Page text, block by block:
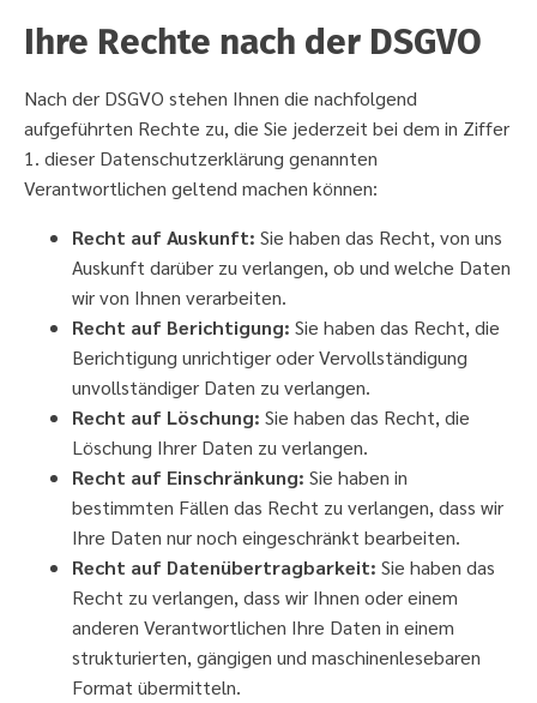
Ihre Rechte nach der DSGVO
Nach der DSGVO stehen Ihnen die nachfolgend
aufgeführten Rechte zu, die Sie jederzeit bei dem in Ziffer
1. dieser Datenschutzerklärung genannten
Verantwortlichen geltend machen können:
Recht auf Auskunft: Sie haben das Recht, von uns
Auskunft darüber zu verlangen, ob und welche Daten
wir von Ihnen verarbeiten.
Recht auf Berichtigung: Sie haben das Recht, die
Berichtigung unrichtiger oder Vervollständigung
unvollständiger Daten zu verlangen.
Recht auf Löschung: Sie haben das Recht, die
Löschung Ihrer Daten zu verlangen.
Recht auf Einschränkung: Sie haben in
bestimmten Fällen das Recht zu verlangen, dass wir
Ihre Daten nur noch eingeschränkt bearbeiten.
Recht auf Datenübertragbarkeit: Sie haben das
Recht zu verlangen, dass wir Ihnen oder einem
anderen Verantwortlichen Ihre Daten in einem
strukturierten, gängigen und maschinenlesebaren
Format übermitteln.